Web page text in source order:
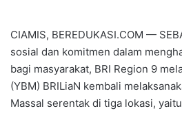
CIAMIS, BEREDUKASI.COM —
sosial dan komitmen dalam
bagi masyarakat, BRI Region 9
(YBM) BRILiaN kembali
Massal serentak di tiga lokasi,